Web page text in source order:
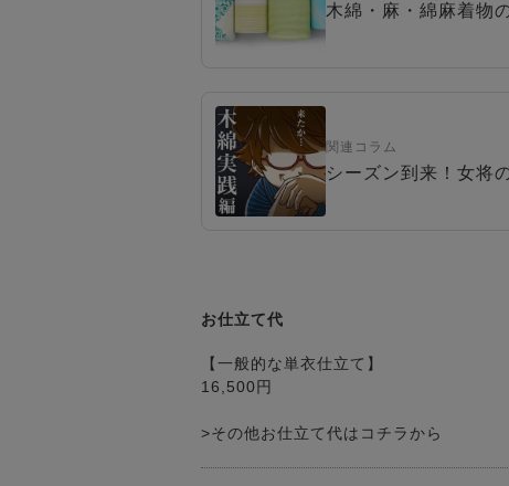
木綿・麻・綿麻着物
関連コラム
シーズン到来！女将
お仕立て代
【一般的な単衣仕立て】
16,500円
>その他お仕立て代はコチラから